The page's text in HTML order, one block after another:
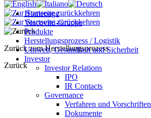
Homepage
Vescovini-Gruppe
Produkte
Herstellungsprozess / Logistik
Umwelt, Gesundheit und Sicherheit
Investor
Investor Relations
IPO
IR Contacts
Governance
Verfahren und Vorschriften
Dokumente
Zurück zum Herstellungsprozess
Zurück